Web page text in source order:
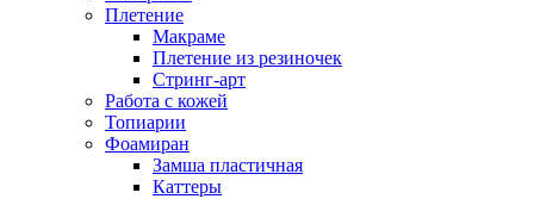
Плетение
Макраме
Плетение из резиночек
Стринг-арт
Работа с кожей
Топиарии
Фоамиран
Замша пластичная
Каттеры